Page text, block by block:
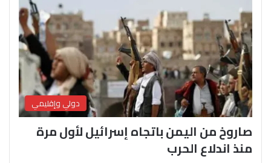
دولي وإقليمي
صاروخ من اليمن باتجاه إسرائيل لأول مرة
منذ اندلاع الحرب